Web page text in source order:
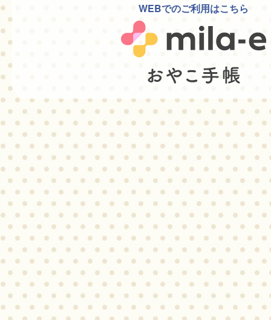
WEBでのご利用はこちら